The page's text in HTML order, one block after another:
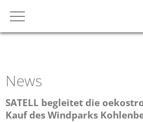
News
SATELL begleitet die
Kauf des Windparks